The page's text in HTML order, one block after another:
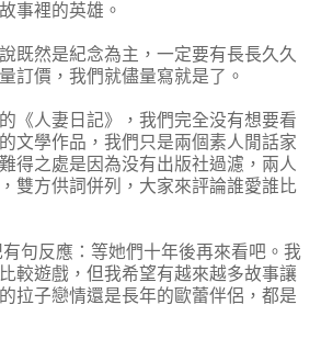
事裡的英雄。
既然是紀念為主，一定要有長長久久
訂價，我們就儘量寫就是了。
《人妻日記》，我們完全没有想要看
文學作品，我們只是兩個素人閒話家
得之處是因為没有出版社過濾，兩人
雙方供詞併列，大家來評論誰愛誰比
句反應：等她們十年後再來看吧。我
較遊戲，但我希望有越來越多故事讓
拉子戀情還是長年的歐蕾伴侶，都是